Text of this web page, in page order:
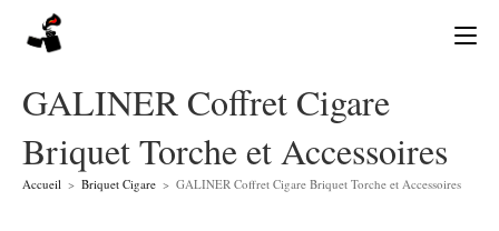
GALINER Coffret Cigare
Briquet Torche et Accessoires
Accueil > Briquet Cigare > GALINER Coffret Cigare Briquet Torche et Accessoires